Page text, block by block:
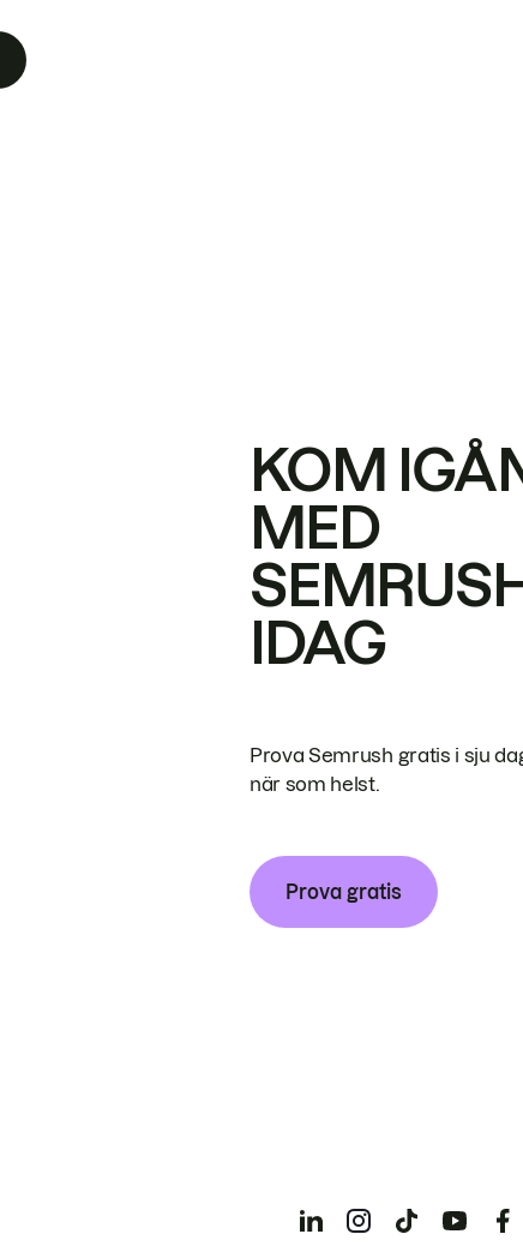
KOM
MED
IDAG
Prova Semrush gratis i sju
när som helst.
Prova gratis